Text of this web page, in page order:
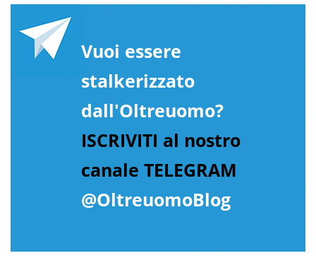
Vuoi essere
stalkerizzato
dall'Oltreuomo?
ISCRIVITI al nostro
canale TELEGRAM
@OltreuomoBlog